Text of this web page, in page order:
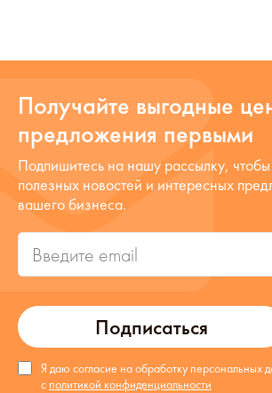
Получайте выгодные
предложения первыми
Подписаться
Подпишитесь на нашу рассылку, чтобы
полезных новостей и интересных
вашего бизнеса.
Я даю согласие на обработку персональных
с политикой конфиденциальности